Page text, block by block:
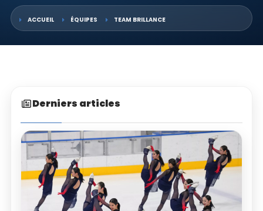
ACCUEIL ÉQUIPES TEAM BRILLANCE
Derniers articles